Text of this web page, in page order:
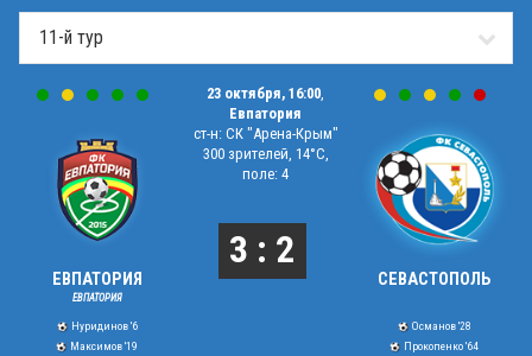
ЕВПАТОРИЯ
ЕВПАТОРИЯ
Нуридинов '6
Максимов '19
23 октября, 16:00
Евпатория
ст-н: СК "Арена-Крым"
300 зрителей, 14°C,
поле: 4
3 : 2
СЕВАСТОПОЛЬ
Османов '28
Прокопенко '64